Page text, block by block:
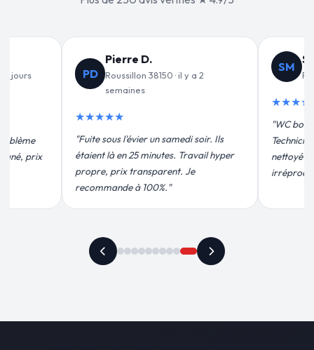
Pierre D.
Roussillon 38150 · il y a 2
semaines
★★★★★
"Fuite sous l'évier un samedi soir. Ils
étaient là en 25 minutes. Travail hyper
propre, prix transparent. Je
recommande à 100%."
Sophie M.
Roussillon
★★★★★
"WC bouché un
Technicien très
nettoyé avant de
irréprochable."